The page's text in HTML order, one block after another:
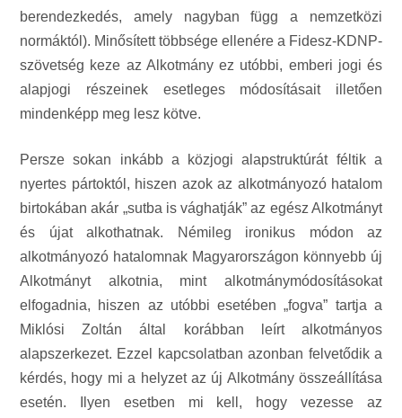
berendezkedés, amely nagyban függ a nemzetközi
normáktól). Minősített többsége ellenére a Fidesz-KDNP-
szövetség keze az Alkotmány ez utóbbi, emberi jogi és
alapjogi részeinek esetleges módosításait illetően
mindenképp meg lesz kötve.
Persze sokan inkább a közjogi alapstruktúrát féltik a
nyertes pártoktól, hiszen azok az alkotmányozó hatalom
birtokában akár „sutba is vághatják” az egész Alkotmányt
és újat alkothatnak. Némileg ironikus módon az
alkotmányozó hatalomnak Magyarországon könnyebb új
Alkotmányt alkotnia, mint alkotmánymódosításokat
elfogadnia, hiszen az utóbbi esetében „fogva” tartja a
Miklósi Zoltán által korábban leírt alkotmányos
alapszerkezet. Ezzel kapcsolatban azonban felvetődik a
kérdés, hogy mi a helyzet az új Alkotmány összeállítása
esetén. Ilyen esetben mi kell, hogy vezesse az